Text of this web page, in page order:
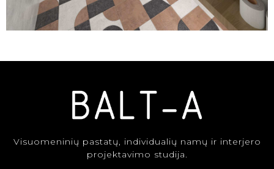
Visuomeninių pastatų, individualių namų ir interjero
projektavimo studija.